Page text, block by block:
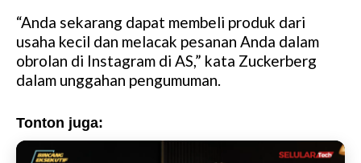
“Anda sekarang dapat membeli produk dari
usaha kecil dan melacak pesanan Anda dalam
obrolan di Instagram di AS,” kata Zuckerberg
dalam unggahan pengumuman.
Tonton juga: